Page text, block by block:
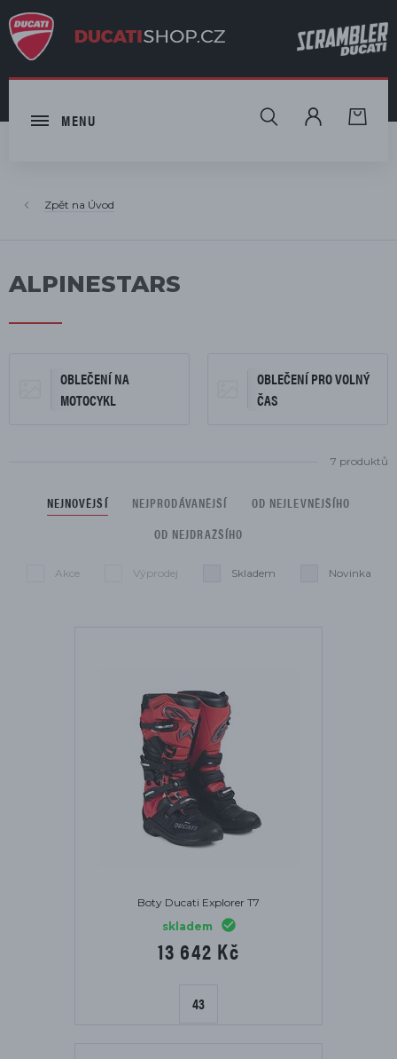
MENU HLEDAT
Úvod
ALPINESTARS
OBLEČENÍ NA
MOTOCYKL
OBLEČENÍ PRO VOLNÝ
ČAS
7 produktů
NEJNOVĚJŠÍ NEJPRODÁVANĚJŠÍ
OD NEJLEVNĚJŠÍHO
OD NEJDRAŽŠÍHO
Akce Výprodej Skladem Novinka
Boty Ducati Explorer T7
skladem
13 642 Kč
43